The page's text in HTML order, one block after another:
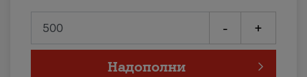
- +
Надополни